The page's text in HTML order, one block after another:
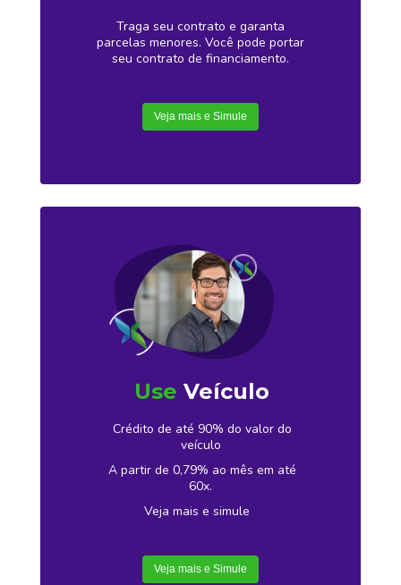
Traga seu contrato e garanta
parcelas menores. Você pode portar
seu contrato de financiamento.
Veja mais e Simule
Use Veículo
Crédito de até 90% do valor do
veículo
A partir de 0,79% ao mês em até
60x.
Veja mais e simule
Veja mais e Simule